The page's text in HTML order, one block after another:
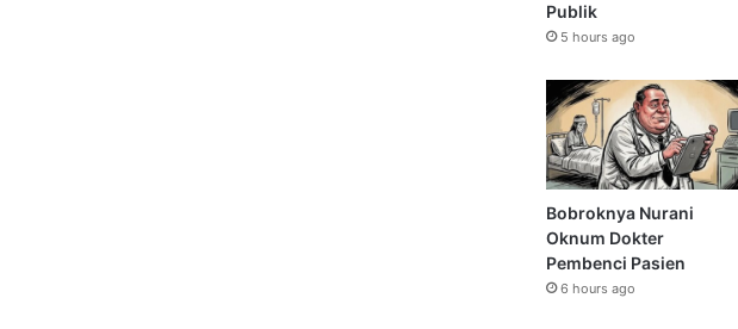
Publik
5 hours ago
Bobroknya Nurani
Oknum Dokter
Pembenci Pasien
6 hours ago